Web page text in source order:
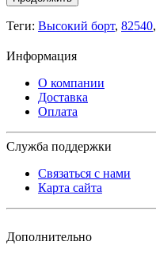
Теги: Высокий борт, 82540,
Информация
О компании
Доставка
Оплата
Служба поддержки
Связаться с нами
Карта сайта
Дополнительно